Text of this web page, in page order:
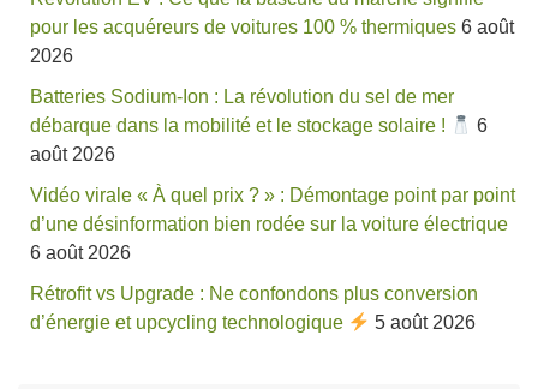
pour les acquéreurs de voitures 100 % thermiques 6 août
2026
Batteries Sodium-Ion : La révolution du sel de mer
débarque dans la mobilité et le stockage solaire !
6
août 2026
Vidéo virale « À quel prix ? » : Démontage point par point
d’une désinformation bien rodée sur la voiture électrique
6 août 2026
Rétrofit vs Upgrade : Ne confondons plus conversion
d’énergie et upcycling technologique
5 août 2026